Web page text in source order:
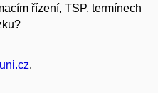
řízení, TSP, termínech
.